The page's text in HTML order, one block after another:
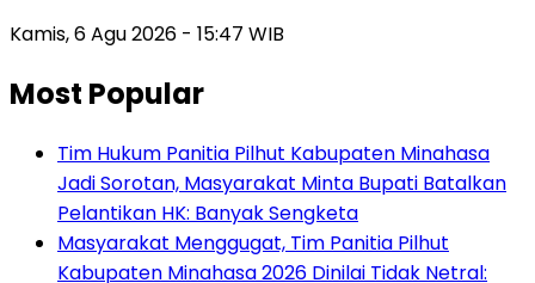
Kamis, 6 Agu 2026 - 15:47 WIB
Most Popular
Tim Hukum Panitia Pilhut Kabupaten Minahasa
Jadi Sorotan, Masyarakat Minta Bupati Batalkan
Pelantikan HK: Banyak Sengketa
Masyarakat Menggugat, Tim Panitia Pilhut
Kabupaten Minahasa 2026 Dinilai Tidak Netral: